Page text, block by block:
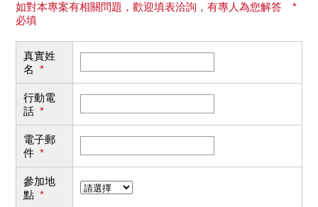
如對本專案有相關問題，歡迎填表洽詢，有專人為您解答 *
必填
真實姓
名 *
行動電
話 *
電子郵
件 *
參加地
點 *